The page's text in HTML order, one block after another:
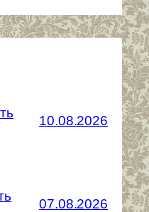
10.08.2026
07.08.2026